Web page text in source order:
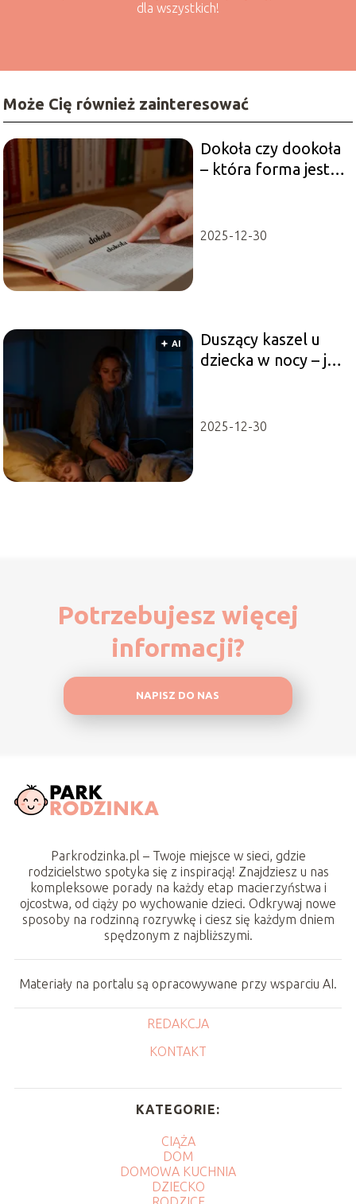
dla wszystkich!
Może Cię również zainteresować
Dokoła czy dookoła
– która forma jest
2025-12-30
🟅 AI
Duszący kaszel u
dziecka w nocy – jak
2025-12-30
Potrzebujesz więcej
informacji?
NAPISZ DO NAS
Parkrodzinka.pl – Twoje miejsce w sieci, gdzie
rodzicielstwo spotyka się z inspiracją! Znajdziesz u nas
kompleksowe porady na każdy etap macierzyństwa i
ojcostwa, od ciąży po wychowanie dzieci. Odkrywaj nowe
sposoby na rodzinną rozrywkę i ciesz się każdym dniem
spędzonym z najbliższymi.
Materiały na portalu są opracowywane przy wsparciu AI.
REDAKCJA
KONTAKT
KATEGORIE:
CIĄŻA
DOM
DOMOWA KUCHNIA
DZIECKO